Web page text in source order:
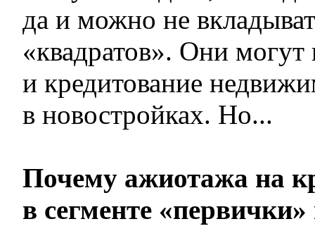
да и можно не
«квадратов». Они могут
и кредитование
в новостройках. Но...
Почему ажиотажа на
в сегменте «первички»